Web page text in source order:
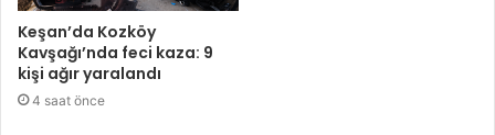
Keşan’da Kozköy
Kavşağı’nda feci kaza: 9
kişi ağır yaralandı
4 saat önce